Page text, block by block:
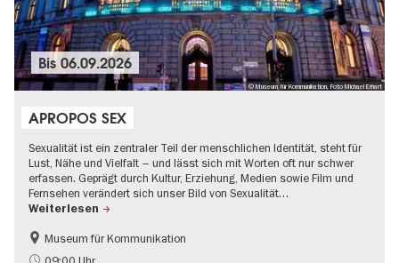
© Museum für Kommunikation, Foto Michael Erhart
Bis06.09.2026
APROPOS SEX
Sexualität ist ein zentraler Teil der menschlichen Identität, steht für
Lust, Nähe und Vielfalt – und lässt sich mit Worten oft nur schwer
erfassen. Geprägt durch Kultur, Erziehung, Medien sowie Film und
Fernsehen verändert sich unser Bild von Sexualität…
Weiterlesen
Politik & Gesellschaft
Teenager
Museum für Kommunikation